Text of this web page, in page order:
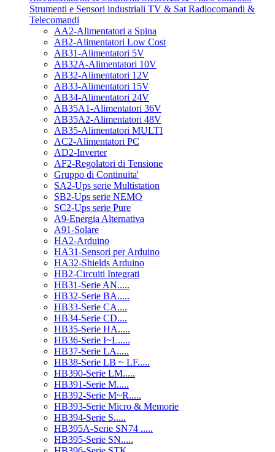
Strumenti e Sensori industriali TV & Sat Radiocomandi &
Telecomandi
AA2-Alimentatori a Spina
AB2-Alimentatori Low Cost
AB31-Alimentatori 5V
AB32A-Alimentatori 10V
AB32-Alimentatori 12V
AB33-Alimentatori 15V
AB34-Alimentatori 24V
AB35A1-Alimentatori 36V
AB35A2-Alimentatori 48V
AB35-Alimentatori MULTI
AC2-Alimentatori PC
AD2-Inverter
AF2-Regolatori di Tensione
Gruppo di Continuita'
SA2-Ups serie Multistation
SB2-Ups serie NEMO
SC2-Ups serie Pure
A9-Energia Alternativa
A91-Solare
HA2-Arduino
HA31-Sensori per Arduino
HA32-Shields Arduino
HB2-Circuiti Integrati
HB31-Serie AN.....
HB32-Serie BA.....
HB33-Serie CA....
HB34-Serie CD....
HB35-Serie HA.....
HB36-Serie I~L.....
HB37-Serie LA.....
HB38-Serie LB ~ LF.....
HB390-Serie LM.....
HB391-Serie M.....
HB392-Serie M~R.....
HB393-Serie Micro & Memorie
HB394-Serie S.....
HB395A-Serie SN74 .....
HB395-Serie SN.....